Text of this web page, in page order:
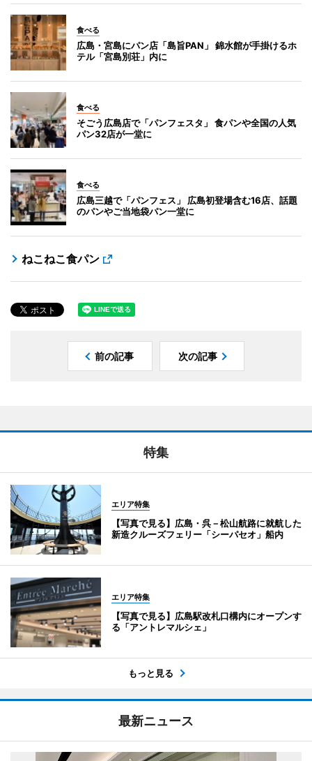
食べる
広島・宮島にパン店「島旨PAN」 錦水館が手掛けるホ
テル「宮島別荘」内に
食べる
そごう広島店で「パンフェスタ」 食パンや全国の人気
パン32店が一堂に
食べる
広島三越で「パンフェス」 広島初登場含む16店、話題
のパンやご当地袋パン一堂に
ねこねこ食パン
前の記事 次の記事
特集
エリア特集
【写真で見る】広島・呉－松山航路に就航した
新造クルーズフェリー「シーパセオ」船内
エリア特集
【写真で見る】広島駅改札口構内にオープンす
る「アントレマルシェ」
もっと見る
最新ニュース